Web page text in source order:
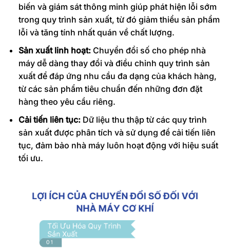
biến và giám sát thông minh giúp phát hiện lỗi sớm
trong quy trình sản xuất, từ đó giảm thiểu sản phẩm
lỗi và tăng tính nhất quán về chất lượng.
Sản xuất linh hoạt:Chuyển đổi số cho phép nhà
máy dễ dàng thay đổi và điều chỉnh quy trình sản
xuất để đáp ứng nhu cầu đa dạng của khách hàng,
từ các sản phẩm tiêu chuẩn đến những đơn đặt
hàng theo yêu cầu riêng.
Cải tiến liên tục:Dữ liệu thu thập từ các quy trình
sản xuất được phân tích và sử dụng để cải tiến liên
tục, đảm bảo nhà máy luôn hoạt động với hiệu suất
tối ưu.